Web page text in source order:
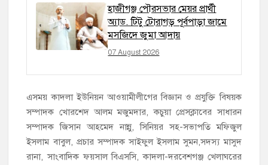
হাজীগঞ্জ পৌরসভার মেয়র প্রার্থী
অ্যাড. টিটু টোরাগড় পূর্বপাড়া জামে
মসজিদে জুমা আদায়
07 August 2026
এসময় কাদলা ইউনিয়ন আওয়ামীলীগের বিজ্ঞান ও প্রযুক্তি বিষয়ক
সম্পাদক খোরশেদ আলম মজুমদার, কচুয়া প্রেসক্লাবের সাধারন
সম্পাদক জিসান আহমেদ নান্নু, সিনিয়র সহ-সভাপতি মফিজুল
ইসলাম বাবুল, প্রচার সম্পাদক সাইফুল ইসলাম সুমন,সদস্য মাসুদ
রানা, সাংবাদিক ফয়সাল বিএসসি, কাদলা-দরবেশগঞ্জ খেলাঘরের